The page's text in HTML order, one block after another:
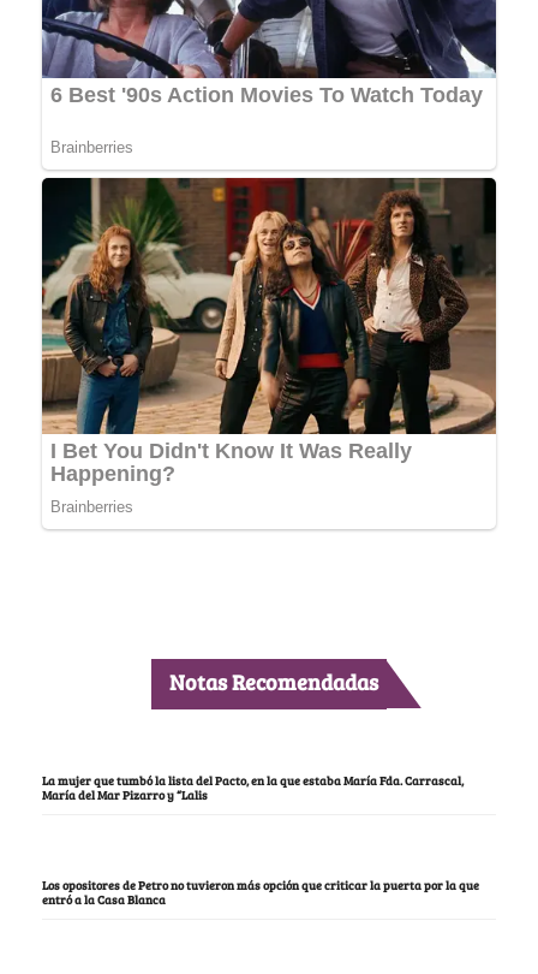
Notas Recomendadas
La mujer que tumbó la lista del Pacto, en la que estaba María Fda. Carrascal,
María del Mar Pizarro y “Lalis
Los opositores de Petro no tuvieron más opción que criticar la puerta por la que
entró a la Casa Blanca